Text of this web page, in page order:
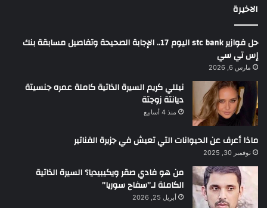
الاخيرة
حل فوازير stc bank اليوم 17.. الإجابة الصحيحة وتفاصيل مسابقة بنك
إس تي سي
مارس 6, 2026
نيللي كريم السيرة الذاتية كاملة عمره جنسيتة
ديانتة زوجتة
منذ 4 أسابيع
ماذا أعرف عن الحيوانات التي تعيش في جزيرة الفناتير
نوفمبر 30, 2025
من هو فادي صقر ويكيبيديا؟ السيرة الذاتية
الكاملة لـ”سفاح سوريا”
أبريل 25, 2026